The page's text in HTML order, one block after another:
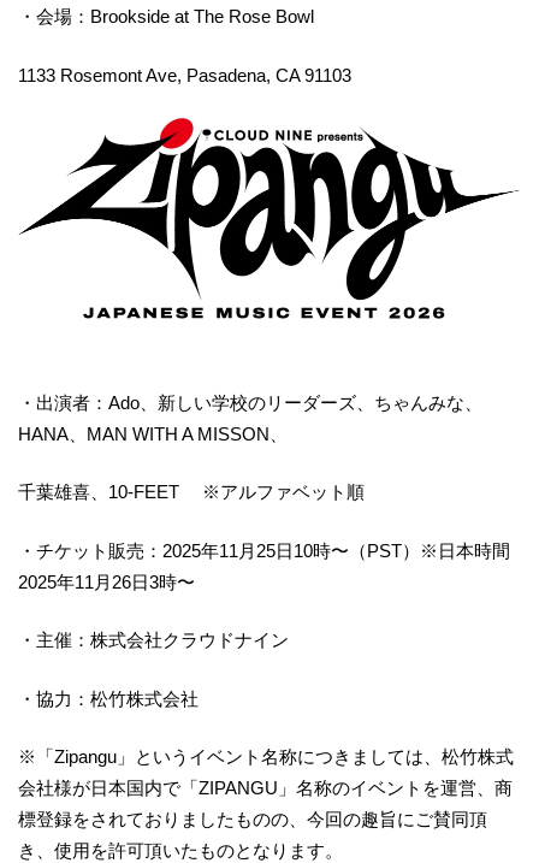
・会場：Brookside at The Rose Bowl
1133 Rosemont Ave, Pasadena, CA 91103
・出演者：Ado、新しい学校のリーダーズ、ちゃんみな、
HANA、MAN WITH A MISSON、
千葉雄喜、10-FEET ※アルファベット順
・チケット販売：2025年11月25日10時〜（PST）※日本時間
2025年11月26日3時〜
・主催：株式会社クラウドナイン
・協力：松竹株式会社
※「Zipangu」というイベント名称につきましては、松竹株式
会社様が日本国内で「ZIPANGU」名称のイベントを運営、商
標登録をされておりましたものの、今回の趣旨にご賛同頂
き、使用を許可頂いたものとなります。